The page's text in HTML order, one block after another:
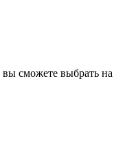
вы сможете выбрать на